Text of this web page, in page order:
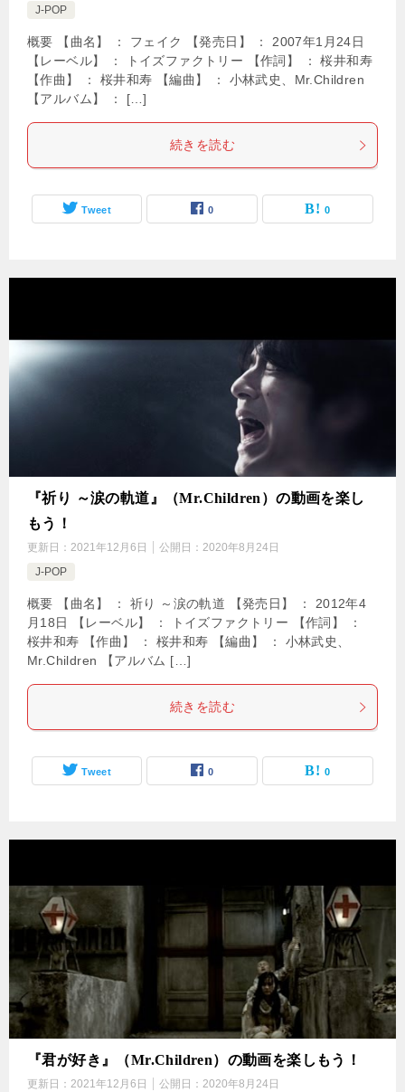
J-POP
概要 【曲名】 ： フェイク 【発売日】 ： 2007年1月24日
【レーベル】 ： トイズファクトリー 【作詞】 ： 桜井和寿
【作曲】 ： 桜井和寿 【編曲】 ： 小林武史、Mr.Children
【アルバム】 ： […]
続きを読む
Tweet 0 0
『祈り ～涙の軌道』（Mr.Children）の動画を楽し
もう！
更新日： 2021年12月6日 公開日： 2020年8月24日
J-POP
概要 【曲名】 ： 祈り ～涙の軌道 【発売日】 ： 2012年4
月18日 【レーベル】 ： トイズファクトリー 【作詞】 ：
桜井和寿 【作曲】 ： 桜井和寿 【編曲】 ： 小林武史、
Mr.Children 【アルバム […]
続きを読む
Tweet 0 0
『君が好き』（Mr.Children）の動画を楽しもう！
更新日： 2021年12月6日 公開日： 2020年8月24日